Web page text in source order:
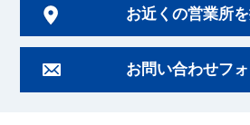
お近くの営業所
お問い合わせフ